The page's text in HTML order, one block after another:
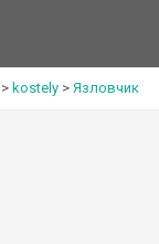
> kostely > Язловчик